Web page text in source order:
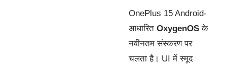
OnePlus 15 Android-
आधारित OxygenOS के
नवीनतम संस्करण पर
चलता है। UI में स्मूद